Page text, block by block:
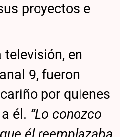
proyectos e
en
9, fueron
por quienes
él. “Lo conozco